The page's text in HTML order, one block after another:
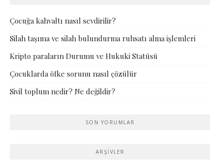
Çocuğa kahvaltı nasıl sevdirilir?
Silah taşıma ve silah bulundurma ruhsatı alma işlemleri
Kripto paraların Durumu ve Hukuki Statüsü
Çocuklarda öfke sorunu nasıl çözülür
Sivil toplum nedir? Ne değildir?
SON YORUMLAR
ARŞIVLER